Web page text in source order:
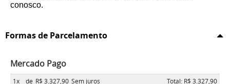
conosco.
Formas de Parcelamento
Mercado Pago
1x de R$ 3.327,90 Sem juros
Total: R$ 3.327,90